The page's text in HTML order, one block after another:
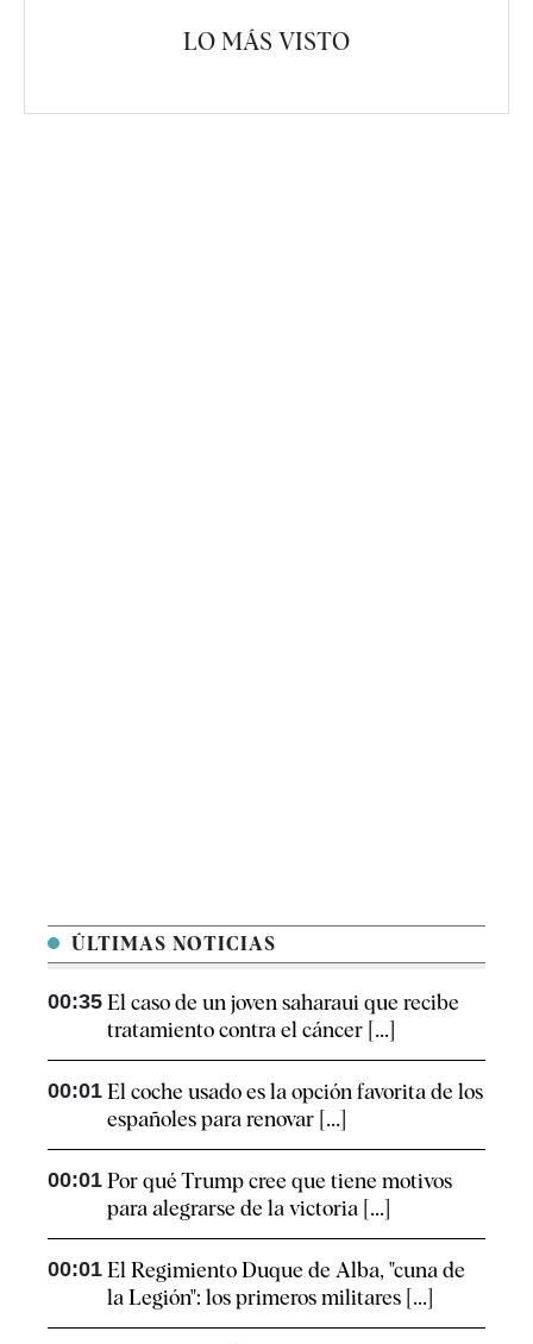
LO MÁS VISTO
ÚLTIMAS NOTICIAS
00:35 El caso de un joven saharaui que recibe
tratamiento contra el cáncer [...]
00:01 El coche usado es la opción favorita de los
españoles para renovar [...]
00:01 Por qué Trump cree que tiene motivos
para alegrarse de la victoria [...]
00:01 El Regimiento Duque de Alba, "cuna de
la Legión": los primeros militares [...]